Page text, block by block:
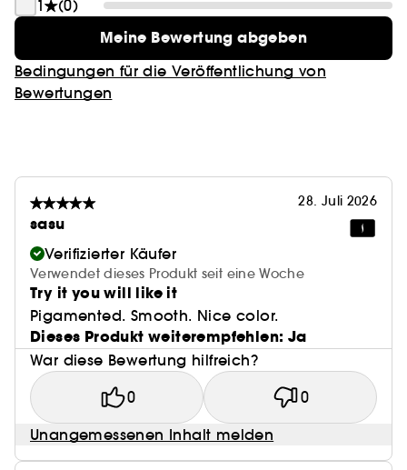
1
(0)
Meine Bewertung abgeben
Bedingungen für die Veröffentlichung von
Bewertungen
28. Juli 2026
sasu
Verifizierter Käufer
Verwendet dieses Produkt seit eine Woche
Try it you will like it
Pigamented. Smooth. Nice color.
Dieses Produkt weiterempfehlen: Ja
War diese Bewertung hilfreich?
0 0
Unangemessenen Inhalt melden